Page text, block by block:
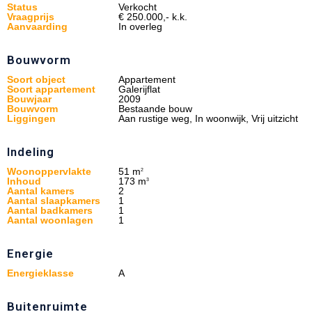
Status
Verkocht
Vraagprijs
€ 250.000,- k.k.
Aanvaarding
In overleg
Bouwvorm
Soort object
Appartement
Soort appartement
Galerijflat
Bouwjaar
2009
Bouwvorm
Bestaande bouw
Liggingen
Aan rustige weg, In woonwijk, Vrij uitzicht
Indeling
Woonoppervlakte 51 m2
Inhoud 173 m3
Aantal kamers
2
Aantal slaapkamers
1
Aantal badkamers
1
Aantal woonlagen
1
Energie
Energieklasse A
Buitenruimte